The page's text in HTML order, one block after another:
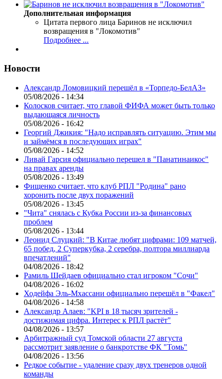
Дополнительная информация
Цитата первого лица Баринов не исключил
возвращения в "Локомотив"
Подробнее ...
Новости
Александр Ломовицкий перешёл в «Торпедо-БелАЗ»
05/08/2026 - 14:34
Колосков считает, что главой ФИФА может быть только
выдающаяся личность
05/08/2026 - 16:42
Георгий Джикия: "Надо исправлять ситуацию. Этим мы
и займёмся в последующих играх"
05/08/2026 - 14:52
Ливай Гарсия официально перешел в "Панатинаикос"
на правах аренды
05/08/2026 - 13:49
Фищенко считает, что клуб РПЛ "Родина" рано
хоронить после двух поражений
05/08/2026 - 13:45
"Чита" снялась с Кубка России из-за финансовых
проблем
05/08/2026 - 13:44
Леонид Слуцкий: "В Китае любят цифрами: 109 матчей,
65 побед, 2 Суперкубка, 2 серебра, полтора миллиарда
впечатлений"
04/08/2026 - 18:42
Рамиль Шейдаев официально стал игроком "Сочи"
04/08/2026 - 16:02
Ходейфа Эль-Мхассани официально перешёл в "Факел"
04/08/2026 - 14:58
Александр Алаев: "KPI в 18 тысяч зрителей -
достижимая цифра. Интерес к РПЛ растёт"
04/08/2026 - 13:57
Арбитражный суд Томской области 27 августа
рассмотрит заявление о банкротстве ФК "Томь"
04/08/2026 - 13:56
Редкое событие - удаление сразу двух тренеров одной
команды